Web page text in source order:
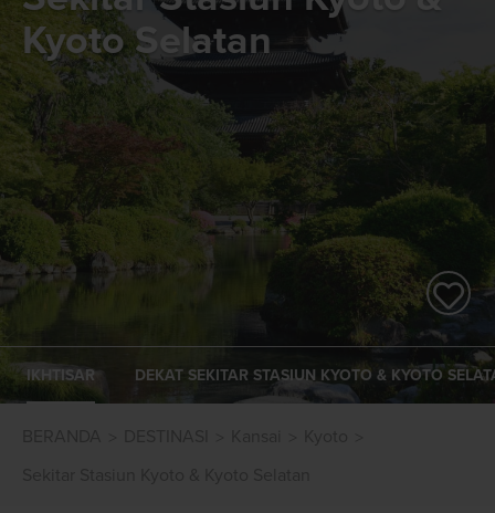
Kyoto Selatan
IKHTISAR DEKAT SEKITAR STASIUN KYOTO & KYOTO